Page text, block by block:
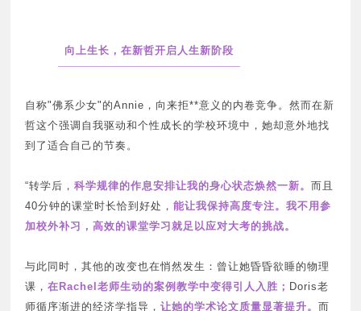
向上生长，在新哲开启人生新阶段
自称"佛系少女"的Annie，向来拒**意义的内卷竞争。然而在新
哲这个强调自我驱动和个性成长的学校环境中，她却意外地找
到了适合自己的节奏。
“转学后， 科学规律的作息安排让我的身心状态焕然一新。 而且
40分钟的课堂时长恰到好处， 能让我保持高度专注。我不用参
加校外补习，高效的课堂学习就足以应对大考的挑战。
与此同时，其他的改变也在悄然发生：曾让她昏昏欲睡的物理
课， 在Rachel老师生动的案例教学中变得引人入胜； Doris老
师循序渐进的经济学指导， 让她的学术论文质量显著提升。 而